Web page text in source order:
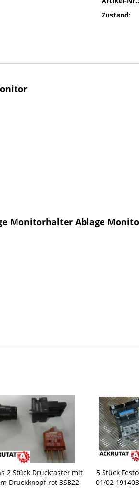
Zustand:
Monitorhalter Ablage
2 Stück Drucktaster mit
Druckknopf rot 3SB22
5 Stück
01/02